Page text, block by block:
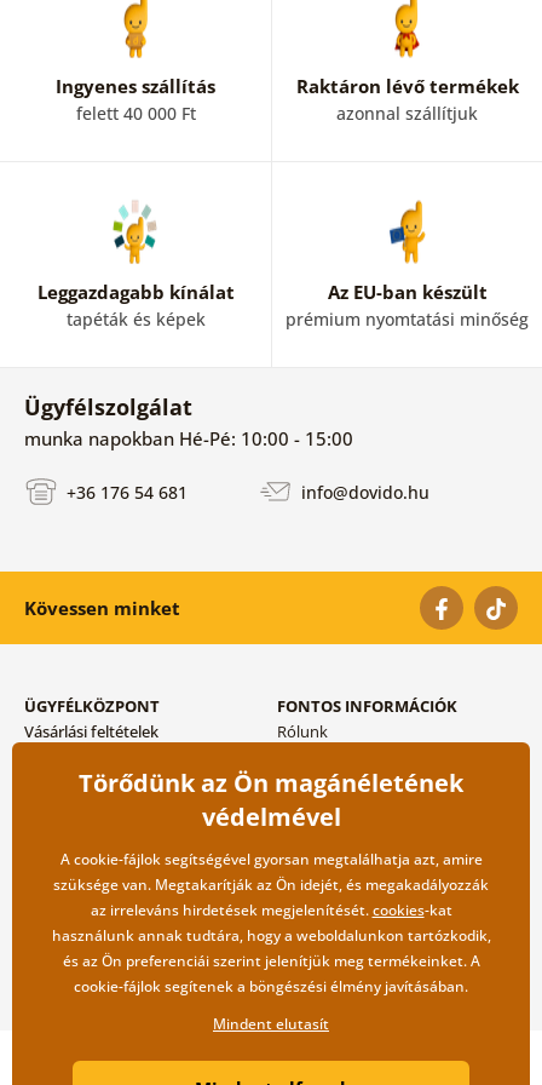
Ingyenes szállítás
felett 40 000 Ft
Raktáron lévő termékek
azonnal szállítjuk
Leggazdagabb kínálat
tapéták és képek
Az EU-ban készült
prémium nyomtatási minőség
Ügyfélszolgálat
munka napokban Hé-Pé: 10:00 - 15:00
+36 176 54 681 info@dovido.hu
Kövessen minket
ÜGYFÉLKÖZPONT
Vásárlási feltételek
Szállítási és fizetési módok
FONTOS INFORMÁCIÓK
Rólunk
Blog
Kapcsolat
Nagykereskedelmi
együttműködés
Copyright ©2019 © Dovido.hu.
Törődünk az Ön magánéletének
védelmével
A cookie-fájlok segítségével gyorsan megtalálhatja azt, amire
szüksége van. Megtakarítják az Ön idejét, és megakadályozzák
az irreleváns hirdetések megjelenítését.cookies-kat
használunk annak tudtára, hogy a weboldalunkon tartózkodik,
és az Ön preferenciái szerint jelenítjük meg termékeinket. A
cookie-fájlok segítenek a böngészési élmény javításában.
Mindent elutasít